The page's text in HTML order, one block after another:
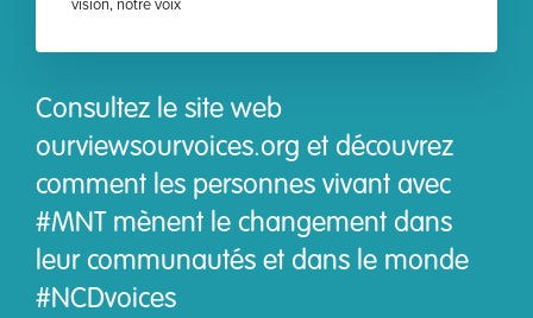
vision, notre voix
Consultez le site web
ourviewsourvoices.org et découvrez
comment les personnes vivant avec
#MNT mènent le changement dans
leur communautés et dans le monde
#NCDvoices